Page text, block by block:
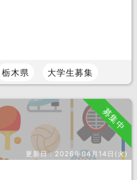
栃木県 大学生募集
募集中
更新日： 2026年04月14日(火)